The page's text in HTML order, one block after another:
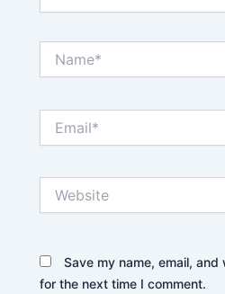
Save my name, email,
for the next time I comment.